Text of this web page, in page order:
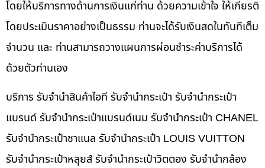
โดยให้บริการทางด้านการเงินแก่ท่าน ด้วยความเข้าใจ ให้เกียรติ
โดยประเมินราคาอย่างเป็นธรรม ท่านจะได้รับเงินสดในทันทีเต็ม
จำนวน และ ท่านสามารถวางแผนการผ่อนชำระค่าบริการได้
ด้วยตัวท่านเอง
บริการ รับจำนำสินค้าไอที รับจำนำกระเป๋า รับจำนำกระเป๋า
แบรนด์ รับจำนำกระเป๋าแบรนด์เนม รับจำนำกระเป๋า CHANEL
รับจำนำกระเป๋าชาแนล รับจำนำกระเป๋า LOUIS VUITTON
รับจำนำกระเป๋าหลุยส์ รับจำนำกระเป๋าวิตตอง รับจำนำกล้อง